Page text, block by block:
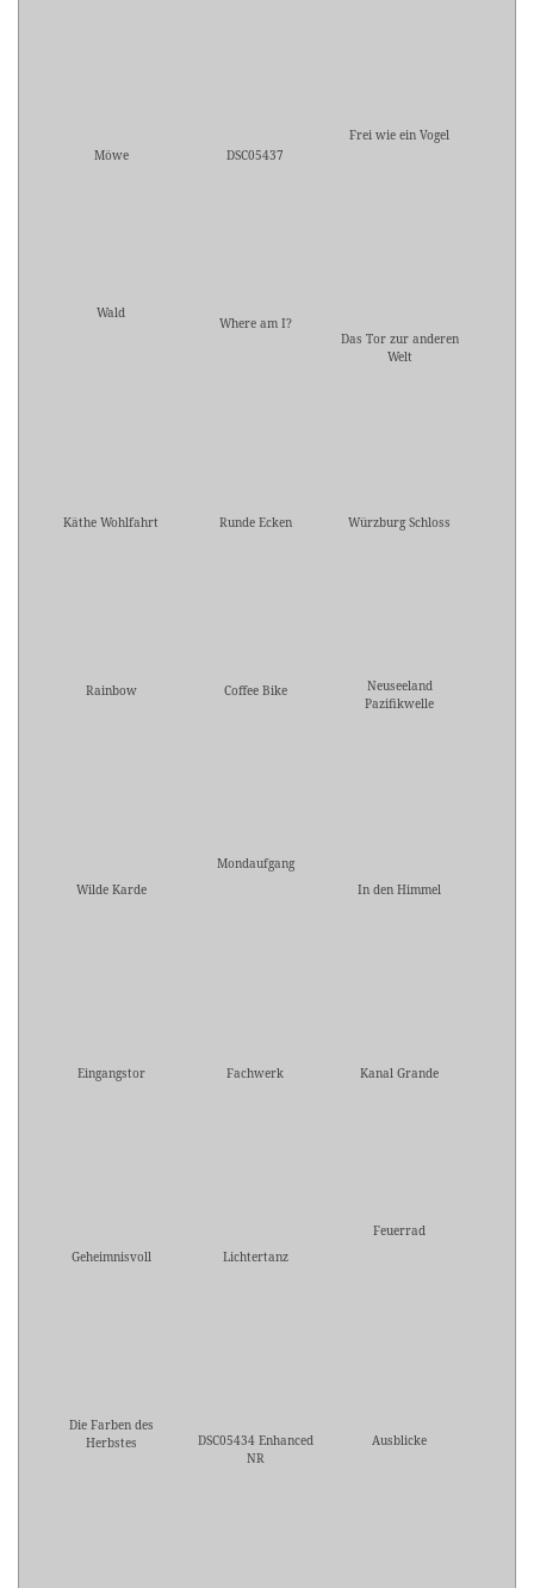
Möwe DSC05437
Frei wie ein Vogel
Wald
Where am I?
Das Tor zur anderen
Welt
Käthe Wohlfahrt Runde Ecken Würzburg Schloss
Rainbow Coffee Bike
Neuseeland
Pazifikwelle
Wilde Karde
Mondaufgang
In den Himmel
Eingangstor Fachwerk Kanal Grande
Geheimnisvoll Lichtertanz
Feuerrad
Die Farben des
Herbstes
DSC05434 Enhanced
NR
Ausblicke